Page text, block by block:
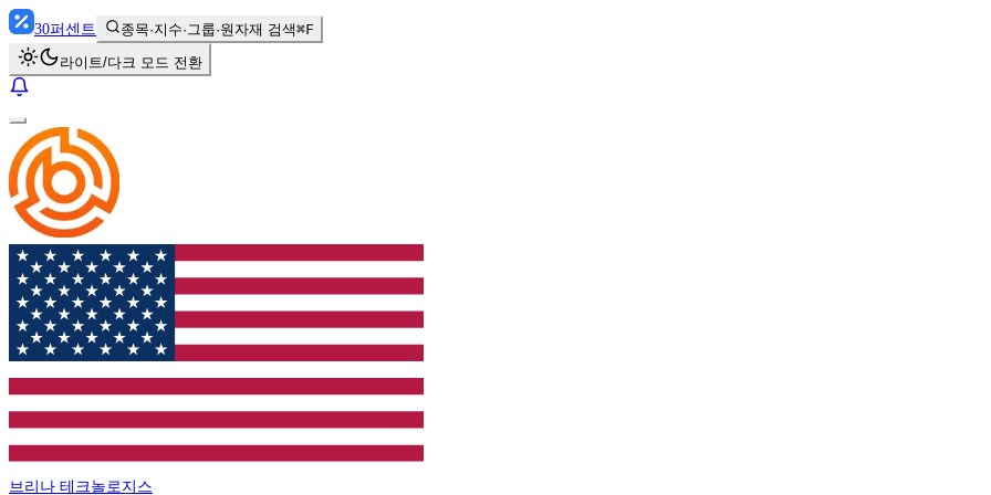
30퍼센트 종목·지수·그룹·원자재 검색⌘F
라이트/다크 모드 전환
브리나 테크놀로지스